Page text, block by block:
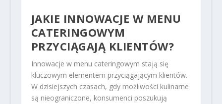
JAKIE INNOWACJE W MENU
CATERINGOWYM
PRZYCIĄGAJĄ KLIENTÓW?
Innowacje w menu cateringowym stają się
kluczowym elementem przyciągającym klientów.
W dzisiejszych czasach, gdy możliwości kulinarne
są nieograniczone, konsumenci poszukują